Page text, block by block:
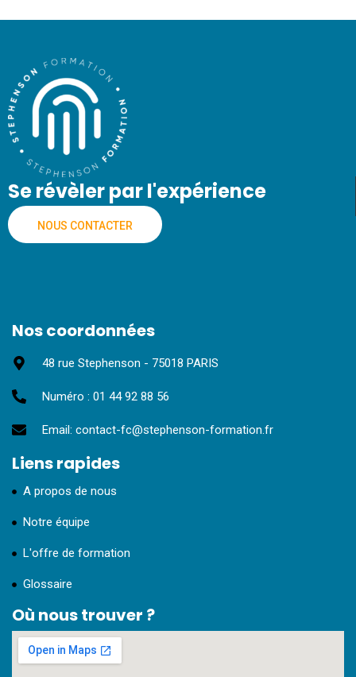
Se révèler par l'expérience
NOUS CONTACTER
Nos coordonnées
48 rue Stephenson - 75018 PARIS
Numéro : 01 44 92 88 56
Email: contact-fc@stephenson-formation.fr
Liens rapides
A propos de nous
Notre équipe
L'offre de formation
Glossaire
Où nous trouver ?